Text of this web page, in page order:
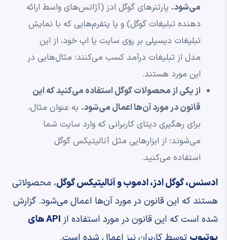
می‌شود.پارتنرهای گوگل ادز (آژانس‌‌های واسط ارائه
دهنده تبلیغات گوگل) و یا پتفرم‌هایی که با نمایش
تبلیغات دیسپلی بر روی سایت یا اپ خود، از این
مدل از تبلیغات درآمد کسب‌ می‌کنند؛ مثال‌هایی در
این مورد هستند.
از یکی از محصولات گوگل استفاده می‌کنید که این
قانون در مورد آن‌ها اعمال می‌شود.به عنوان مثال،
برای رهگیری دیتای کاربرانی که وارد سایت شما
می‌شوند؛ از ابزارهایی مثل آنالیتیکس گوگل
استفاده می‌کنید.
ادسنس،‌ گوگل ادز، ادموب و آنالیتیکس گوگل، محصولاتی
هستند که این قانون در مورد آن‌ها اعمال می‌شود. گزارش
شده است که این قانون در مورد استفاده از
API های